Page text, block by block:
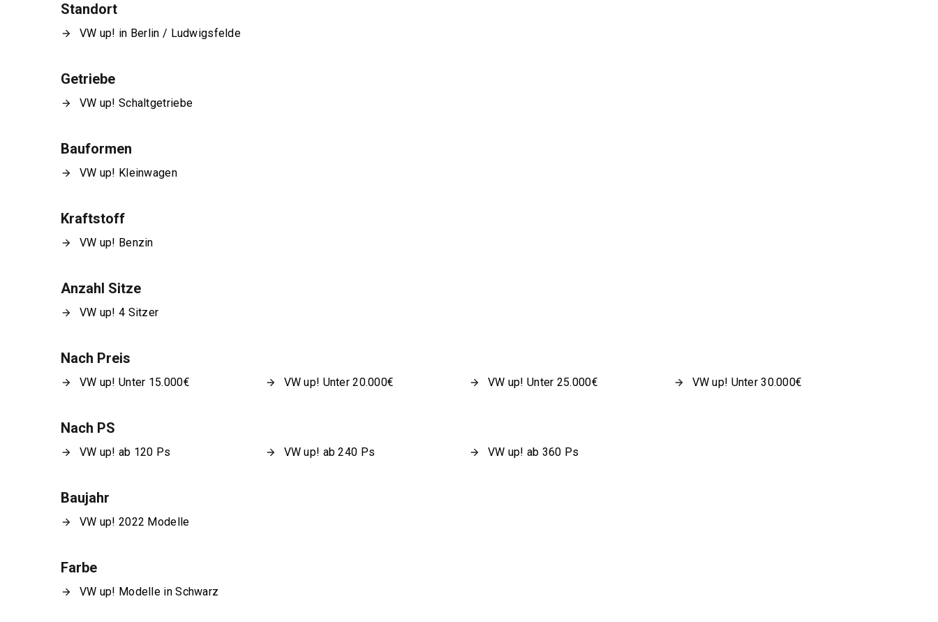
Standort
VW up! in Berlin / Ludwigsfelde
Getriebe
VW up! Schaltgetriebe
Bauformen
VW up! Kleinwagen
Kraftstoff
VW up! Benzin
Anzahl Sitze
VW up! 4 Sitzer
Nach Preis
VW up! Unter 15.000€ VW up! Unter 20.000€ VW up! Unter 25.000€ VW up! Unter 30.000€
Nach PS
VW up! ab 120 Ps VW up! ab 240 Ps VW up! ab 360 Ps
Baujahr
VW up! 2022 Modelle
Farbe
VW up! Modelle in Schwarz